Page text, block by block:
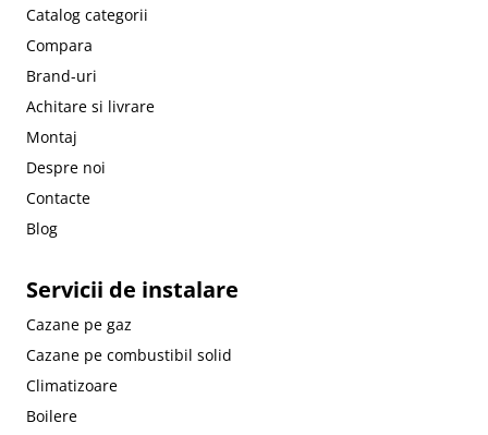
Catalog categorii
Compara
Brand-uri
Achitare si livrare
Montaj
Despre noi
Contacte
Blog
Servicii de instalare
Cazane pe gaz
Cazane pe combustibil solid
Climatizoare
Boilere